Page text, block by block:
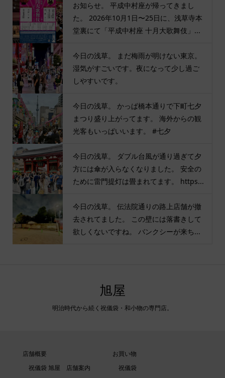
お知らせ。 平成中村座が帰ってきまし
た。 2026年10月1日〜25日に、浅草寺本
堂裏にて「平成中村座 十月大歌舞伎」...
今日の浅草。 まだ梅雨が明けない東京。
湿気がすごいです。夜になって少し過ご
しやすいです。
今日の浅草。 かっぱ橋本通りで下町七夕
まつり盛り上がってます。 海外からの観
光客もいっぱいいます。 #七夕
今日の浅草。 ダブル台風が通り過ぎて夕
方には傘が入らなくなりました。 安全の
ために雷門提灯は畳まれてます。 https...
今日の浅草。 伝法院通りの路上店舗が撤
去されてました。 この壁には落書きして
欲しくないですね。 バンクシーが来ち...
旭屋
明治時代から続く祝儀袋・和小物の専門店。
店舗概要
祝儀袋 旭屋 店舗案内
お買い物
祝儀袋